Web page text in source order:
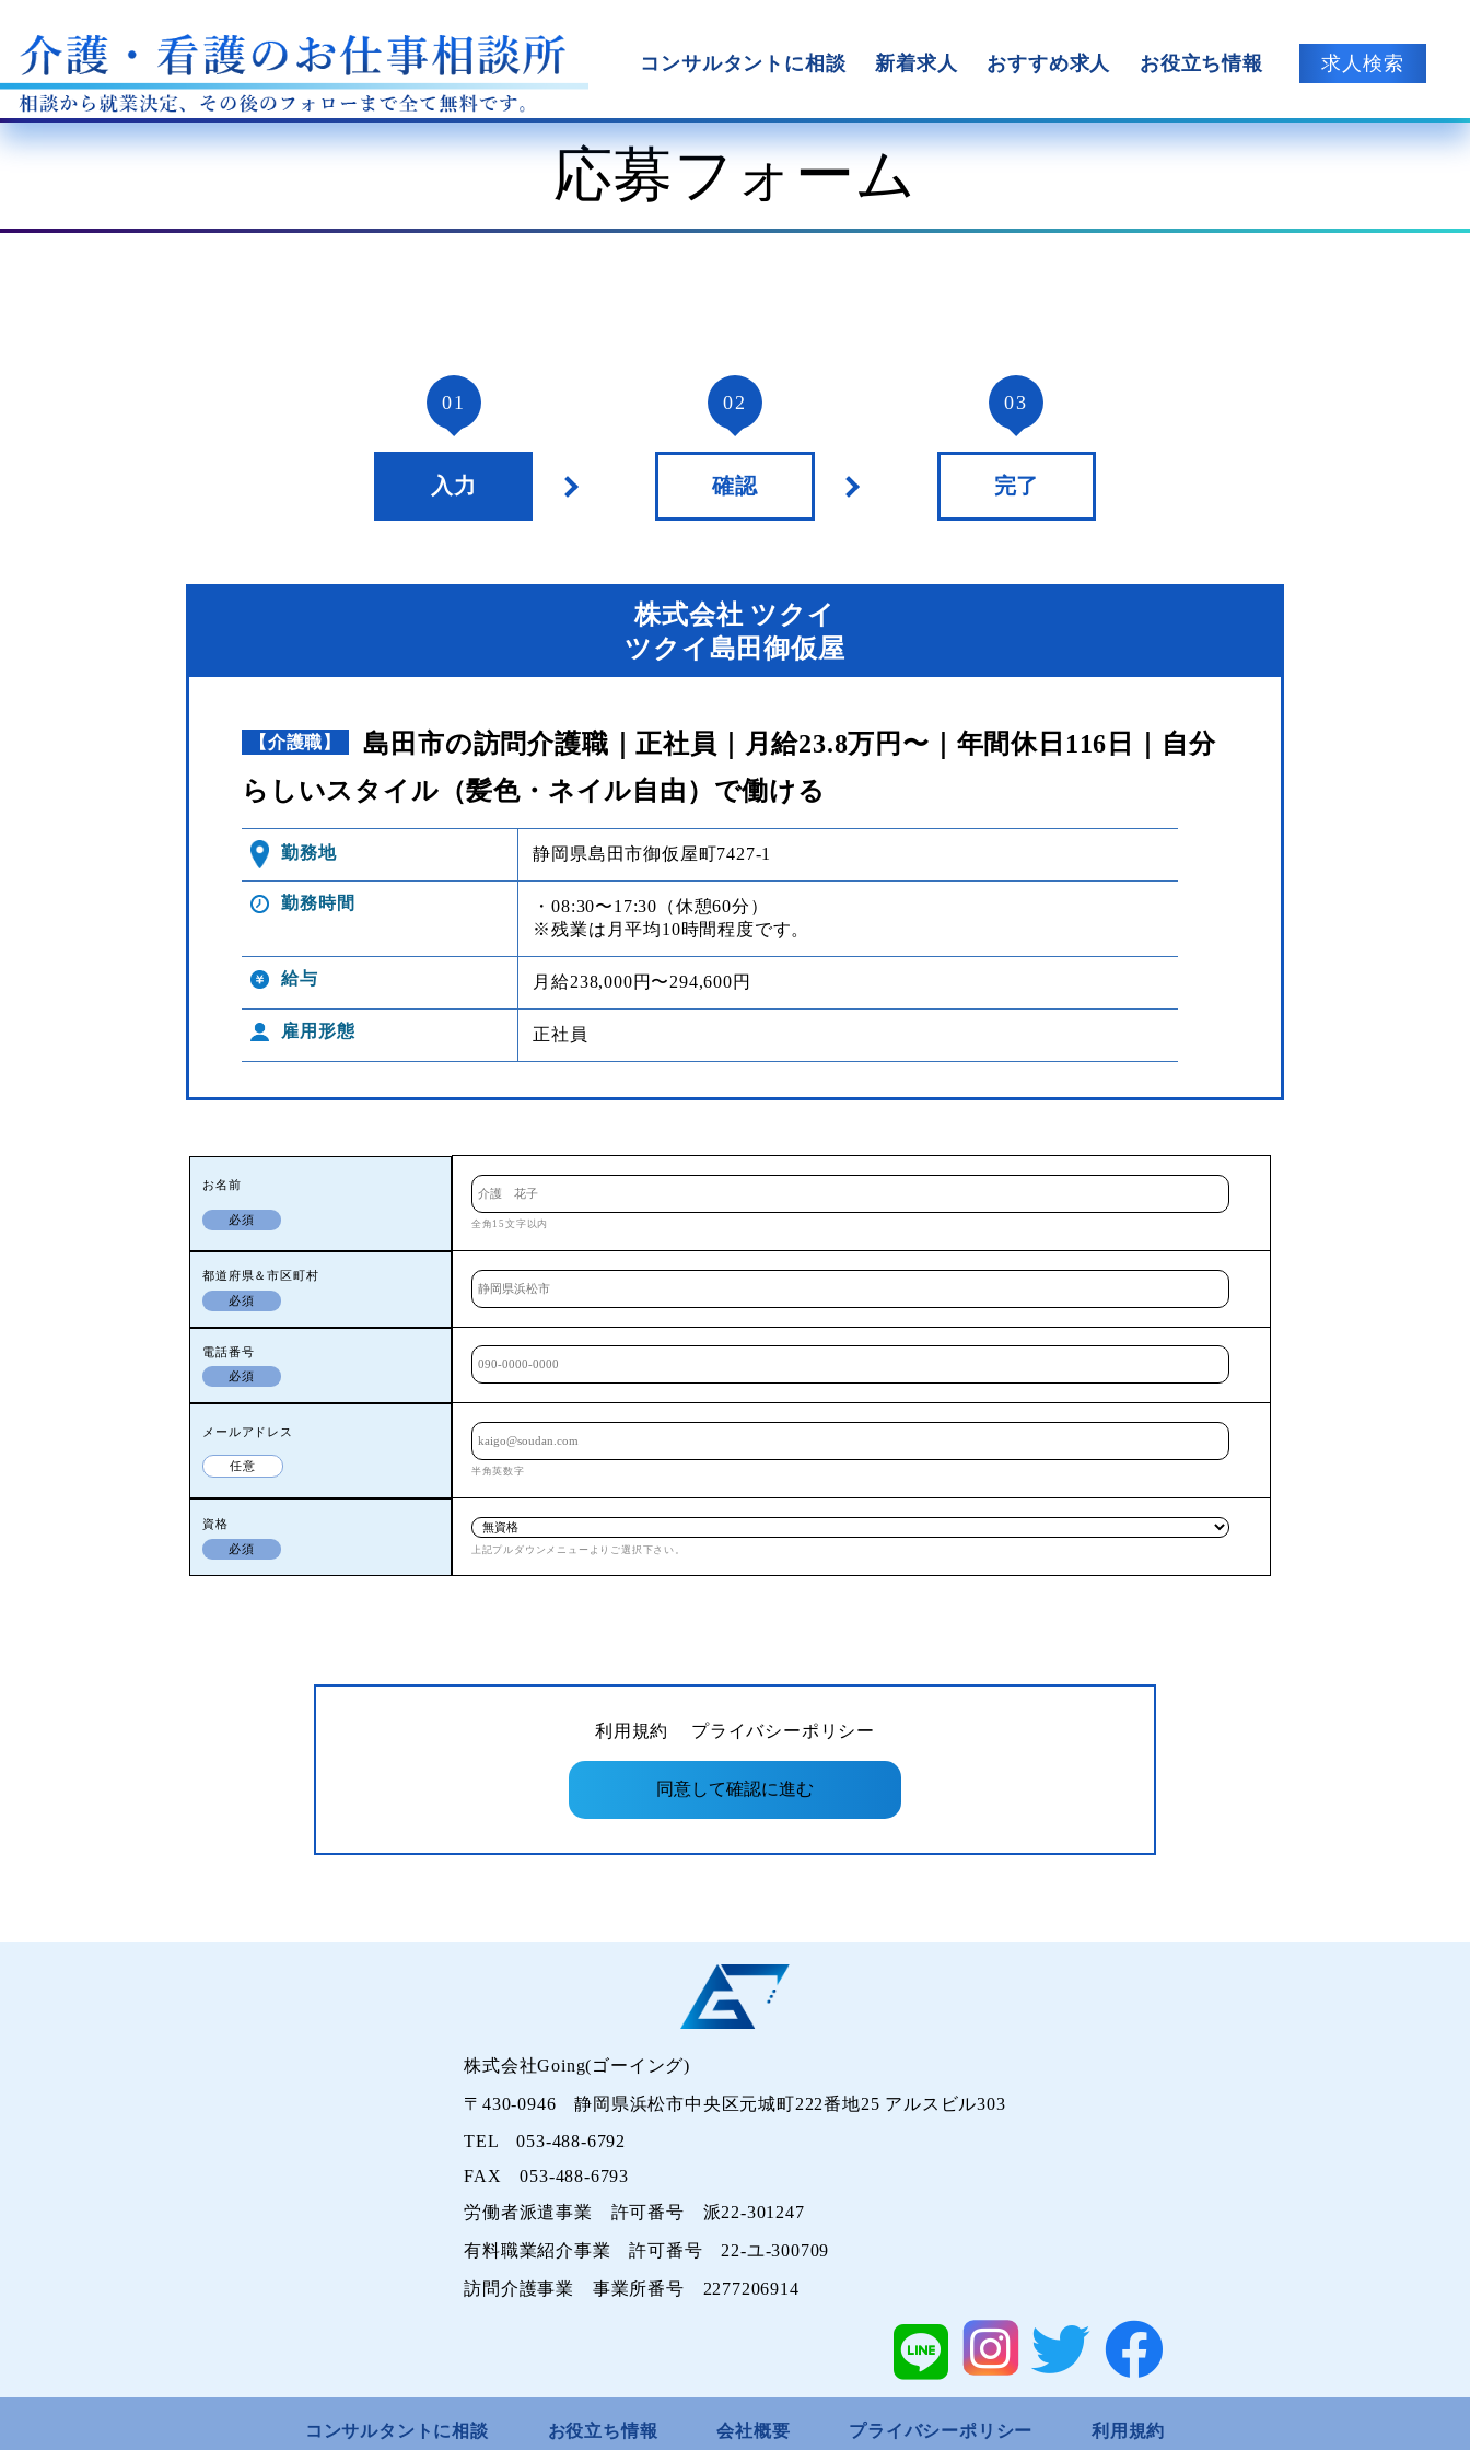
コンサルタントに相談 新着求人 おすすめ求人 お役立ち情報 求人検索
応募フォーム
01
入力
02
確認
03
完了
株式会社 ツクイ
ツクイ島田御仮屋
【介護職】
島田市の訪問介護職｜正社員｜月給23.8万円〜｜年間休日116日｜自分
らしいスタイル（髪色・ネイル自由）で働ける
勤務地 静岡県島田市御仮屋町7427-1
勤務時間
・08:30〜17:30（休憩60分）
※残業は月平均10時間程度です。
給与 月給238,000円〜294,600円
雇用形態 正社員
お名前
必須 全角15文字以内
都道府県＆市区町村
必須
電話番号
必須
メールアドレス
任意 半角英数字
資格
必須
上記プルダウンメニューよりご選択下さい。
利用規約 プライバシーポリシー
株式会社Going(ゴーイング)
〒430-0946 静岡県浜松市中央区元城町222番地25 アルスビル303
TEL 053-488-6792
FAX 053-488-6793
労働者派遣事業 許可番号 派22-301247
有料職業紹介事業 許可番号 22-ユ-300709
訪問介護事業 事業所番号 2277206914
コンサルタントに相談 お役立ち情報 会社概要 プライバシーポリシー 利用規約